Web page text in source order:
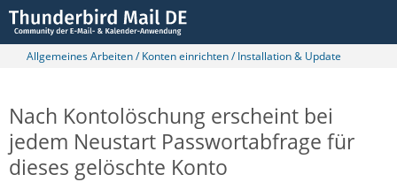
Allgemeines Arbeiten / Konten einrichten / Installation & Update
Nach Kontolöschung erscheint bei
jedem Neustart Passwortabfrage für
dieses gelöschte Konto